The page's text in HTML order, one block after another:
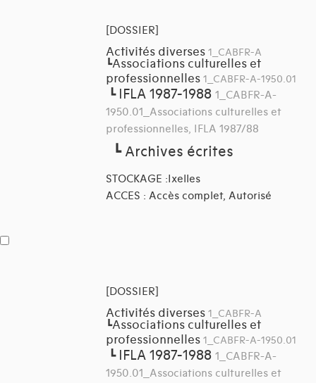
[DOSSIER]
Activités diverses 1_CABFR-A
┗Associations culturelles et
professionnelles 1_CABFR-A-1950.01
┗ IFLA 1987-1988 1_CABFR-A-
1950.01_Associations culturelles et
professionnelles, IFLA 1987/88
┗Archives écrites
STOCKAGE :Ixelles
ACCES : Accès complet, Autorisé
[DOSSIER]
Activités diverses 1_CABFR-A
┗Associations culturelles et
professionnelles 1_CABFR-A-1950.01
┗ IFLA 1987-1988 1_CABFR-A-
1950.01_Associations culturelles et